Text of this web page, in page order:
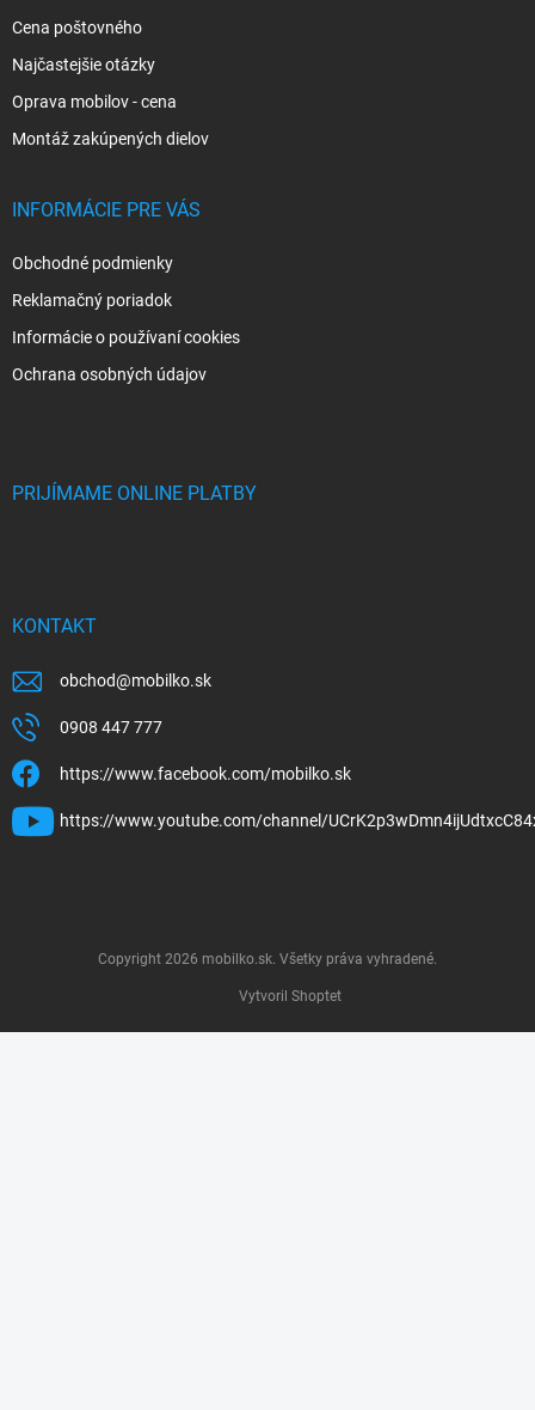
Cena poštovného
Najčastejšie otázky
Oprava mobilov - cena
Montáž zakúpených dielov
INFORMÁCIE PRE VÁS
Obchodné podmienky
Reklamačný poriadok
Informácie o používaní cookies
Ochrana osobných údajov
PRIJÍMAME ONLINE PLATBY
KONTAKT
obchod@mobilko.sk
0908 447 777
https://www.facebook.com/mobilko.sk
https://www.youtube.com/channel/
Vytvoril Shoptet
Copyright 2026 mobilko.sk. Všetky práva vyhradené.